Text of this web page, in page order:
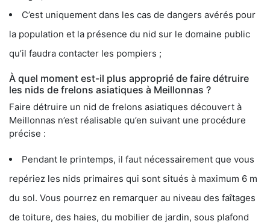
C’est uniquement dans les cas de dangers avérés pour
la population et la présence du nid sur le domaine public
qu’il faudra contacter les pompiers ;
À quel moment est-il plus approprié de faire détruire
les nids de frelons asiatiques à Meillonnas ?
Faire détruire un nid de frelons asiatiques découvert à
Meillonnas n’est réalisable qu’en suivant une procédure
précise :
Pendant le printemps, il faut nécessairement que vous
repériez les nids primaires qui sont situés à maximum 6 m
du sol. Vous pourrez en remarquer au niveau des faîtages
de toiture, des haies, du mobilier de jardin, sous plafond